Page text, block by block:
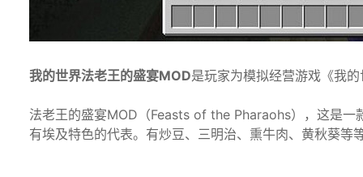
我的世界法老王的盛宴MOD是玩家为模拟经营游戏《我
法老王的盛宴MOD（Feasts of the Pharaohs），这是
有埃及特色的代表。有炒豆、三明治、熏牛肉、黄秋葵